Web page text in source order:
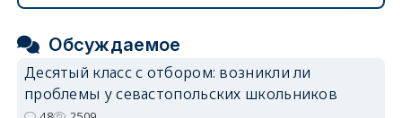
Обсуждаемое
Десятый класс с отбором: возникли ли
проблемы у севастопольских школьников